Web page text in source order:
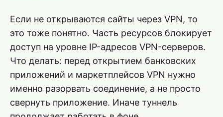
Если не открываются сайты через VPN, то
это тоже понятно. Часть ресурсов блокирует
доступ на уровне IP-адресов VPN-серверов.
Что делать: перед открытием банковских
приложений и маркетплейсов VPN нужно
именно разорвать соединение, а не просто
свернуть приложение. Иначе туннель